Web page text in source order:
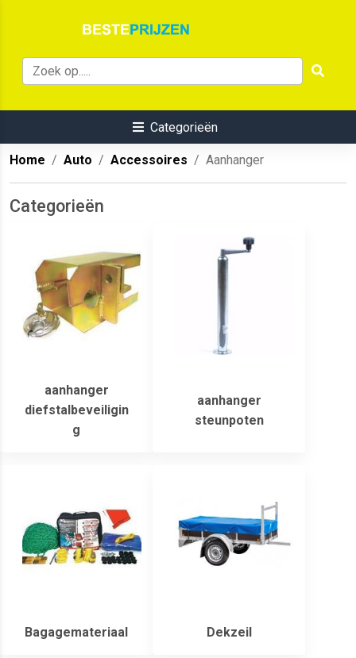
Categorieën
Home Auto Accessoires Aanhanger
Categorieën
aanhanger
diefstalbeveiligin
g
aanhanger
steunpoten
Bagagemateriaal Dekzeil